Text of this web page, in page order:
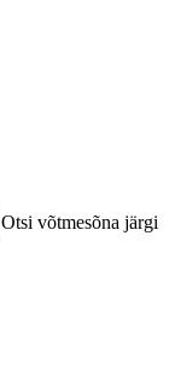
Otsi võtmesõna järgi